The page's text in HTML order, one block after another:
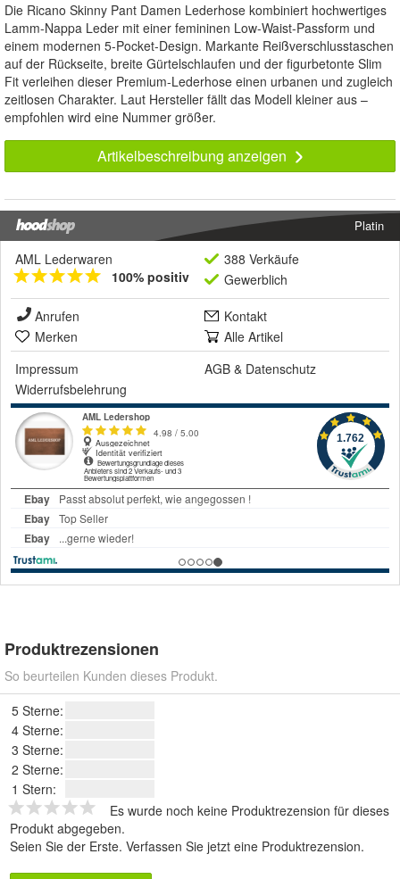
Die Ricano Skinny Pant Damen Lederhose kombiniert hochwertiges
Lamm-Nappa Leder mit einer femininen Low-Waist-Passform und
einem modernen 5-Pocket-Design. Markante Reißverschlusstaschen
auf der Rückseite, breite Gürtelschlaufen und der figurbetonte Slim
Fit verleihen dieser Premium-Lederhose einen urbanen und zugleich
zeitlosen Charakter. Laut Hersteller fällt das Modell kleiner aus –
empfohlen wird eine Nummer größer.
Artikelbeschreibung anzeigen
Platin
AML Lederwaren
100% positiv
388 Verkäufe
Gewerblich
Anrufen
Kontakt
Merken
Alle Artikel
Impressum
AGB & Datenschutz
Widerrufsbelehrung
Produktrezensionen
So beurteilen Kunden dieses Produkt.
5 Sterne:
4 Sterne:
3 Sterne:
2 Sterne:
1 Stern:
Es wurde noch keine Produktrezension für dieses
Produkt abgegeben.
Seien Sie der Erste. Verfassen Sie jetzt eine Produktrezension.